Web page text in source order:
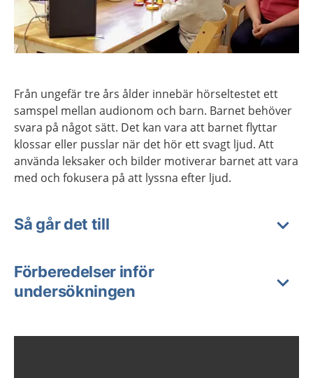
Från ungefär tre års ålder innebär hörseltestet ett
samspel mellan audionom och barn. Barnet behöver
svara på något sätt. Det kan vara att barnet flyttar
klossar eller pusslar när det hör ett svagt ljud. Att
använda leksaker och bilder motiverar barnet att vara
med och fokusera på att lyssna efter ljud.
Så går det till
Förberedelser inför
undersökningen